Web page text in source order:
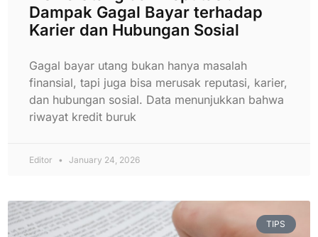
Dampak Gagal Bayar terhadap
Karier dan Hubungan Sosial
Gagal bayar utang bukan hanya masalah
finansial, tapi juga bisa merusak reputasi, karier,
dan hubungan sosial. Data menunjukkan bahwa
riwayat kredit buruk
Editor January 24, 2026
TIPS